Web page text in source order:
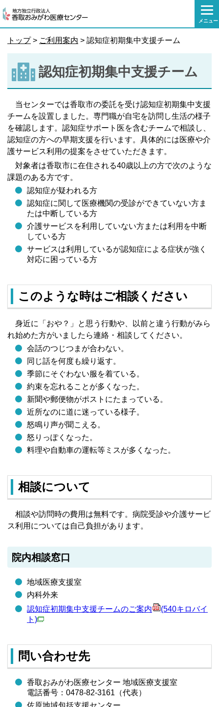
メニュー
文
動
トップ> ご利用案内 > 認知症初期集中支援チーム
認知症初期集中支援チーム
当センターでは香取市の委託を受け認知症初期集中支援
チームを設置しました。専門職が自宅を訪問し生活の様子
を確認します。認知症サポート医を含むチームで相談し、
認知症の方への早期支援を行います。具体的には医療や介
護サービス利用の提案をさせていただきます。
対象者は香取市に在住される40歳以上の方で次のような
課題のある方です。
認知症が疑われる方
認知症に関して医療機関の受診ができていない方ま
たは中断している方
介護サービスを利用していない方または利用を中断
している方
サービスは利用しているが認知症による症状が強く
対応に困っている方​
このような時はご相談ください
身近に「おや？」と思う行動や、以前と違う行動がみら
れ始めた方がいましたら連絡・相談してください。
会話のつじつまが合わない。
同じ話を何度も繰り返す。
季節にそぐわない服を着ている。
約束を忘れることが多くなった。
新聞や郵便物がポストにたまっている。
近所なのに道に迷っている様子。
怒鳴り声が聞こえる。
怒りっぽくなった。
料理や自動車の運転等ミスが多くなった。
相談について
相談や訪問時の費用は無料です。病院受診や介護サービ
ス利用については自己負担があります。
院内相談窓口
地域医療支援室
内科外来
認知症初期集中支援チームのご案内
(540キロバイ
ト)
問い合わせ先
香取おみがわ医療センター 地域医療支援室
電話番号：0478-82-3161（代表）
佐原地域包括支援センター